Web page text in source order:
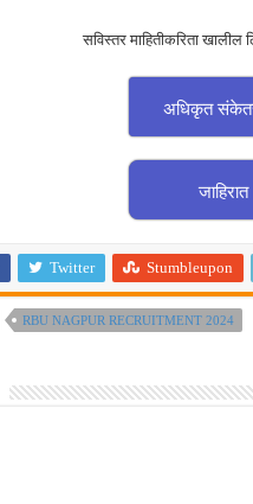
सविस्तर माहितीकरिता
अधिकृत
जाहिरात
Twitter Stumbleupon
RBU NAGPUR RECRUITMENT 2024